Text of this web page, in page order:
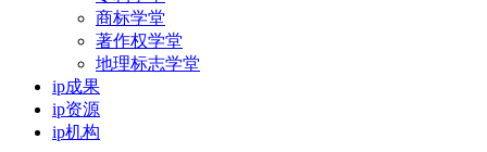
商标学堂
著作权学堂
地理标志学堂
ip成果
ip资源
ip机构